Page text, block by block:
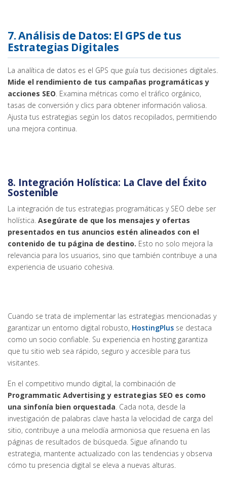
7. Análisis de Datos: El GPS de tus
Estrategias Digitales
La analítica de datos es el GPS que guía tus decisiones digitales.
Mide el rendimiento de tus campañas programáticas y
acciones SEO . Examina métricas como el tráfico orgánico,
tasas de conversión y clics para obtener información valiosa.
Ajusta tus estrategias según los datos recopilados, permitiendo
una mejora continua.
8. Integración Holística: La Clave del Éxito
Sostenible
La integración de tus estrategias programáticas y SEO debe ser
holística. Asegúrate de que los mensajes y ofertas
presentados en tus anuncios estén alineados con el
contenido de tu página de destino. Esto no solo mejora la
relevancia para los usuarios, sino que también contribuye a una
experiencia de usuario cohesiva.
Cuando se trata de implementar las estrategias mencionadas y
garantizar un entorno digital robusto, HostingPlus se destaca
como un socio confiable. Su experiencia en hosting garantiza
que tu sitio web sea rápido, seguro y accesible para tus
visitantes.
En el competitivo mundo digital, la combinación de
Programmatic Advertising y estrategias SEO es como
una sinfonía bien orquestada . Cada nota, desde la
investigación de palabras clave hasta la velocidad de carga del
sitio, contribuye a una melodía armoniosa que resuena en las
páginas de resultados de búsqueda. Sigue afinando tu
estrategia, mantente actualizado con las tendencias y observa
cómo tu presencia digital se eleva a nuevas alturas.